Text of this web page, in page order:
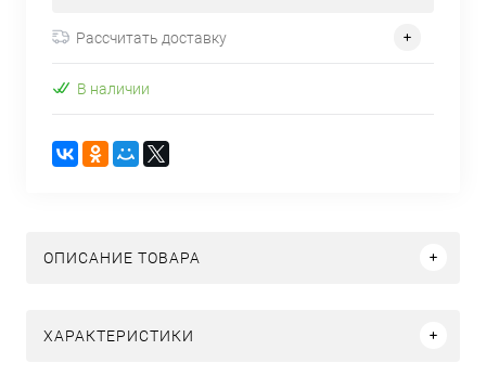
Рассчитать доставку
В наличии
ОПИСАНИЕ ТОВАРА
ХАРАКТЕРИСТИКИ